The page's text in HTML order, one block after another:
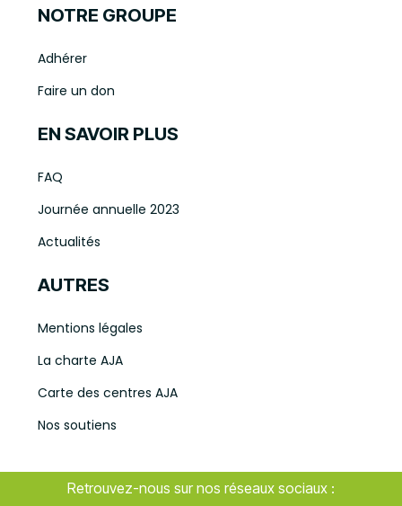
NOTRE GROUPE
Adhérer
Faire un don
EN SAVOIR PLUS
FAQ
Journée annuelle 2023
Actualités
AUTRES
Mentions légales
La charte AJA
Carte des centres AJA
Nos soutiens
Retrouvez-nous sur nos réseaux sociaux :